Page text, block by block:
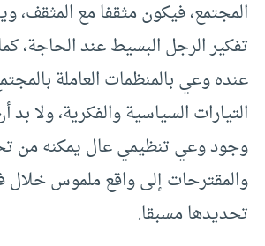
المجتمع، فيكون مثقفا مع المثقف،
تفكير الرجل البسيط عند الحاجة،
عنده وعي بالمنظمات العاملة
التيارات السياسية والفكرية، ولا
وجود وعي تنظيمي عال يمكنه من
والمقترحات إلى واقع ملموس خلال
تحديدها مسبقا.